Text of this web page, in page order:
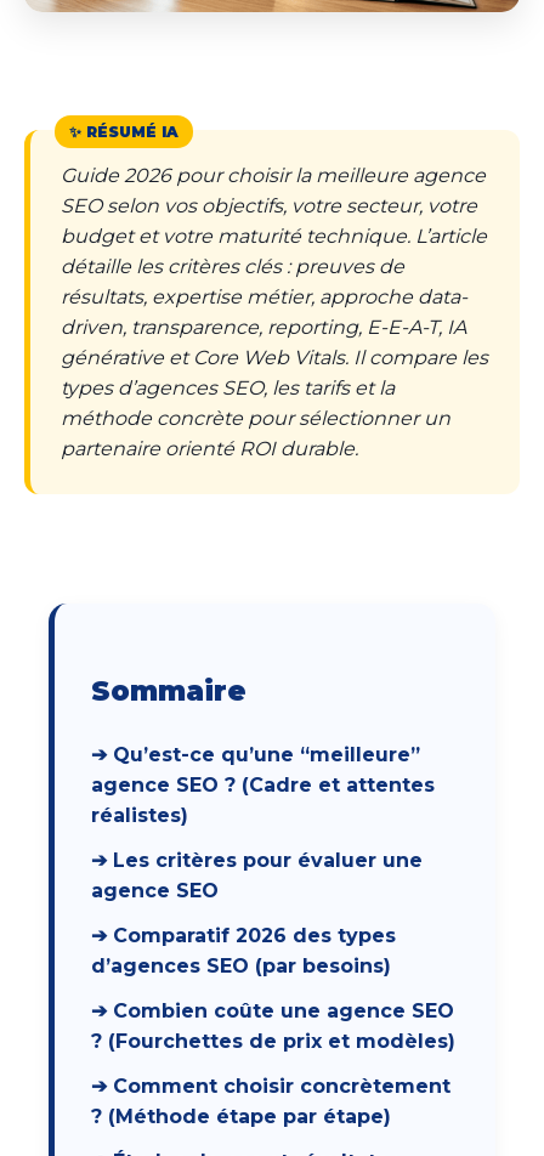
Guide 2026 pour choisir la meilleure agence
SEO selon vos objectifs, votre secteur, votre
budget et votre maturité technique. L’article
détaille les critères clés : preuves de
résultats, expertise métier, approche data-
driven, transparence, reporting, E-E-A-T, IA
générative et Core Web Vitals. Il compare les
types d’agences SEO, les tarifs et la
méthode concrète pour sélectionner un
partenaire orienté ROI durable.
Sommaire
➔ Qu’est-ce qu’une “meilleure”
agence SEO ? (Cadre et attentes
réalistes)
➔ Les critères pour évaluer une
agence SEO
➔ Comparatif 2026 des types
d’agences SEO (par besoins)
➔ Combien coûte une agence SEO
? (Fourchettes de prix et modèles)
➔ Comment choisir concrètement
? (Méthode étape par étape)